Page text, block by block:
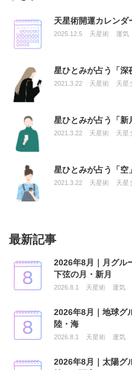
天星術開運カレンダ
2025.12.5 天星術 運気
星ひとみが占う「深
2021.3.22 天星術 天星
星ひとみが占う「新
2021.3.22 天星術 天星
星ひとみが占う「空
2021.3.22 天星術 天星
最新記事
2026年8月｜月グル
下弦の月・新月
2026.8.1 天星術 運気
2026年8月｜地球グ
陸・海
2026.8.1 天星術 運気
2026年8月｜太陽グ